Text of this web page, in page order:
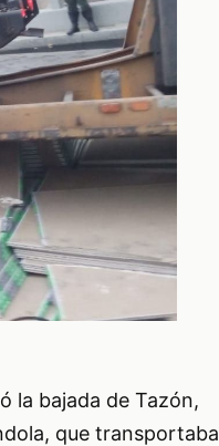
la bajada de Tazón,
que transportaba